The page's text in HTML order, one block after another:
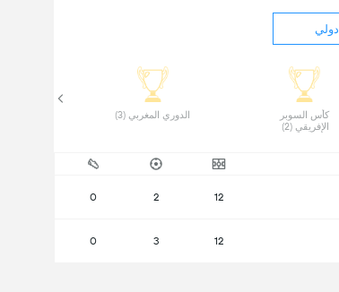
دولي
الإفريقي (2)
الدوري المغربي (3)
12
2
0
12
3
0